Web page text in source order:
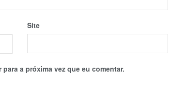
Site
a próxima vez que eu comentar.